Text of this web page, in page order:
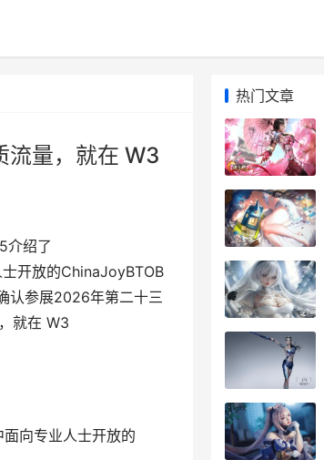
量，就在 W3
介绍了
开放的ChinaJoyBTOB
参展2026年第二十三
就在 W3
向专业人士开放的
热门文章